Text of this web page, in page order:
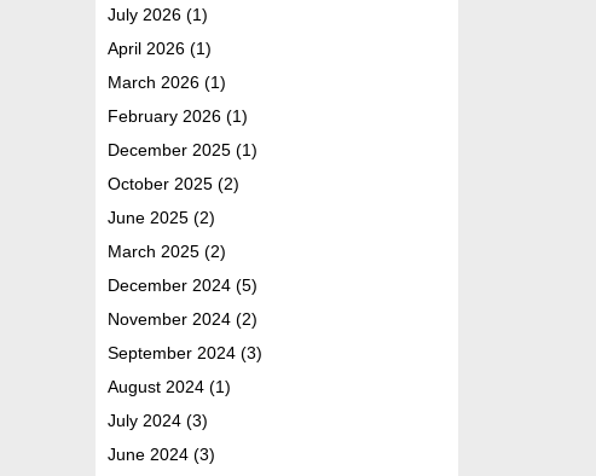
July 2026(1)
April 2026(1)
March 2026(1)
February 2026(1)
December 2025(1)
October 2025(2)
June 2025(2)
March 2025(2)
December 2024(5)
November 2024(2)
September 2024(3)
August 2024(1)
July 2024(3)
June 2024(3)